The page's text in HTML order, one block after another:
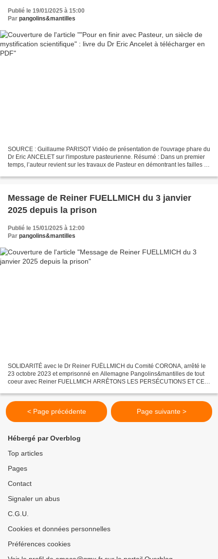
Publié le 19/01/2025 à 15:00
Par pangolins&mantilles
SOURCE : Guillaume PARISOT Vidéo de présentation de l'ouvrage phare du
Dr Eric ANCELET sur l'imposture pasteurienne. Résumé : Dans un premier
temps, l’auteur revient sur les travaux de Pasteur en démontrant les failles et
Message de Reiner FUELLMICH du 3 janvier
2025 depuis la prison
Publié le 15/01/2025 à 12:00
Par pangolins&mantilles
SOLIDARITÉ avec le Dr Reiner FUËLLMICH du Comité CORONA, arrêté le
23 octobre 2023 et emprisonné en Allemagne Pangolins&mantilles de tout
coeur avec Reiner FUELLMICH ARRÊTONS LES PERSÉCUTIONS ET CE
< Page précédente Page suivante >
Hébergé par Overblog
Top articles
Pages
Contact
Signaler un abus
C.G.U.
Cookies et données personnelles
Préférences cookies